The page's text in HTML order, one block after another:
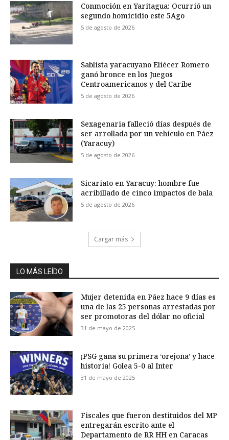
Conmoción en Yaritagua: Ocurrió un
segundo homicidio este 5Ago
5 de agosto de 2026
Sablista yaracuyano Eliécer Romero
ganó bronce en los Juegos
Centroamericanos y del Caribe
5 de agosto de 2026
Sexagenaria falleció días después de
ser arrollada por un vehículo en Páez
(Yaracuy)
5 de agosto de 2026
Sicariato en Yaracuy: hombre fue
acribillado de cinco impactos de bala
5 de agosto de 2026
Cargar más
LO MÁS LEÍDO
Mujer detenida en Páez hace 9 días es
una de las 25 personas arrestadas por
ser promotoras del dólar no oficial
31 de mayo de 2025
¡PSG gana su primera ‘orejona’ y hace
historia! Golea 5-0 al Inter
31 de mayo de 2025
Fiscales que fueron destituidos del MP
entregarán escrito ante el
Departamento de RR HH en Caracas